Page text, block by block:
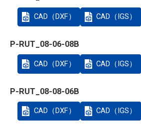
CAD（DXF） CAD（IGS）
P-RUT_08-06-08B
CAD（DXF） CAD（IGS）
P-RUT_08-08-06B
CAD（DXF） CAD（IGS）